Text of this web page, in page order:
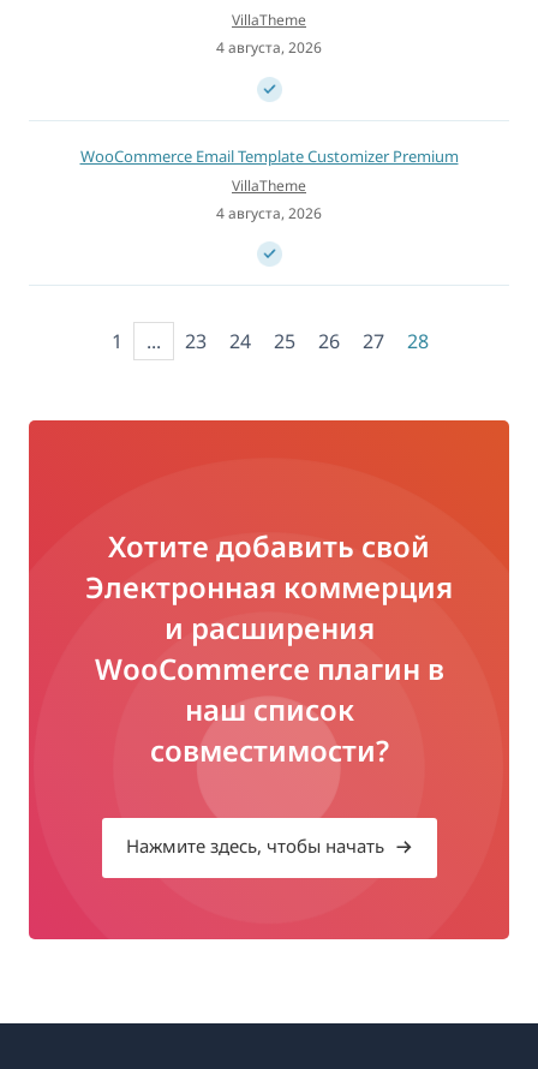
VillaTheme
4 августа, 2026
WooCommerce Email Template Customizer Premium
VillaTheme
4 августа, 2026
1 ... 23 24 25 26 27 28
Хотите добавить свой
Электронная коммерция
и расширения
WooCommerce плагин в
наш список
совместимости?
Нажмите здесь, чтобы начать